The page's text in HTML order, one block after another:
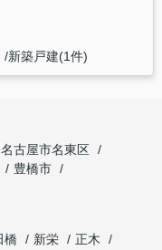
新築戸建(1件)
名古屋市名東区
豊橋市
橋 新栄
正木